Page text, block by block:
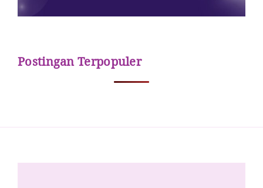
Postingan Terpopuler